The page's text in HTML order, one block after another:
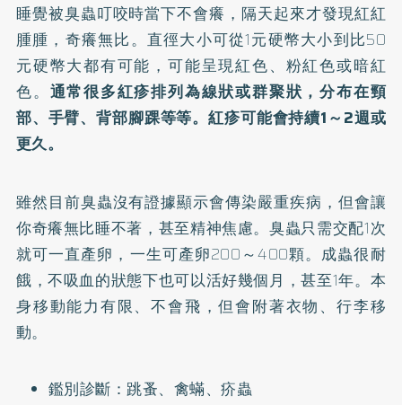
睡覺被臭蟲叮咬時當下不會癢，隔天起來才發現紅紅
腫腫，奇癢無比。直徑大小可從1元硬幣大小到比50
元硬幣大都有可能，可能呈現紅色、粉紅色或暗紅
色。 通常很多紅疹排列為線狀或群聚狀，分布在頸
部、手臂、背部腳踝等等。紅疹可能會持續1～2週或
更久。
雖然目前臭蟲沒有證據顯示會傳染嚴重疾病，但會讓
你奇癢無比睡不著，甚至精神焦慮。臭蟲只需交配1次
就可一直產卵，一生可產卵200～400顆。成蟲很耐
餓，不吸血的狀態下也可以活好幾個月，甚至1年。本
身移動能力有限、不會飛，但會附著衣物、行李移
動。
鑑別診斷：跳蚤、禽蟎、疥蟲